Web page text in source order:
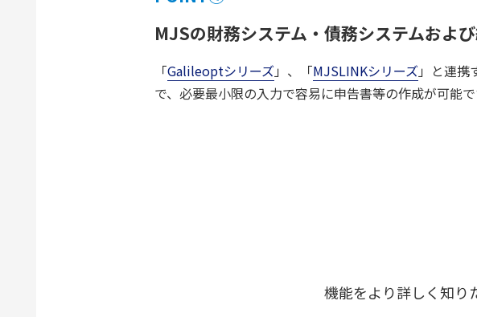
MJSの財務システム・債務システムおよ
「Galileoptシリーズ 」、「MJSLINKシリーズ 」と連携
で、必要最小限の入力で容易に申告書等の作成が可能で
機能をより詳しく知り